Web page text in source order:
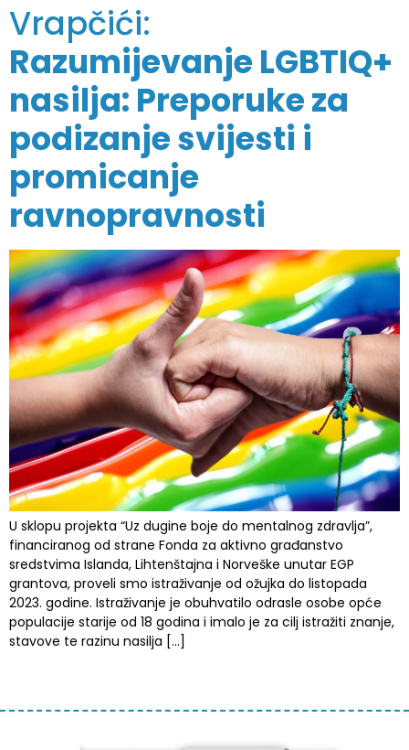
Vrapčići:
Razumijevanje LGBTIQ+
nasilja: Preporuke za
podizanje svijesti i
promicanje
ravnopravnosti
U sklopu projekta “Uz dugine boje do mentalnog zdravlja”,
financiranog od strane Fonda za aktivno građanstvo
sredstvima Islanda, Lihtenštajna i Norveške unutar EGP
grantova, proveli smo istraživanje od ožujka do listopada
2023. godine. Istraživanje je obuhvatilo odrasle osobe opće
populacije starije od 18 godina i imalo je za cilj istražiti znanje,
stavove te razinu nasilja […]